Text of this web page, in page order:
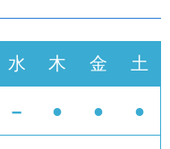
水 木 金 土
- ● ● ●